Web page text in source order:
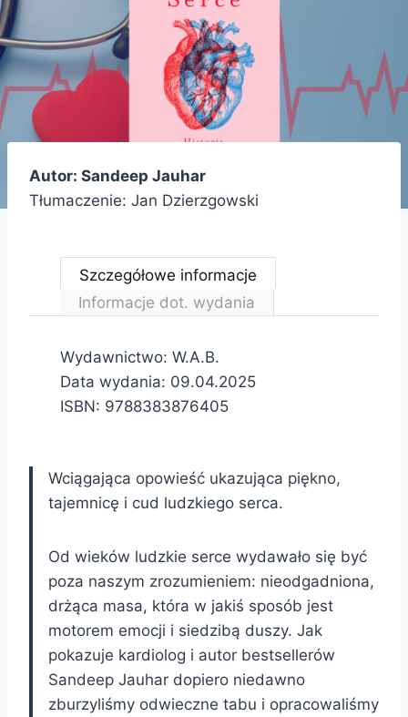
Autor: Sandeep Jauhar
Tłumaczenie: Jan Dzierzgowski
Szczegółowe informacje
Informacje dot. wydania
Wydawnictwo: W.A.B.
Data wydania: 09.04.2025
ISBN: 9788383876405
Wciągająca opowieść ukazująca piękno,
tajemnicę i cud ludzkiego serca.
Od wieków ludzkie serce wydawało się być
poza naszym zrozumieniem: nieodgadniona,
drżąca masa, która w jakiś sposób jest
motorem emocji i siedzibą duszy. Jak
pokazuje kardiolog i autor bestsellerów
Sandeep Jauhar dopiero niedawno
zburzyliśmy odwieczne tabu i opracowaliśmy